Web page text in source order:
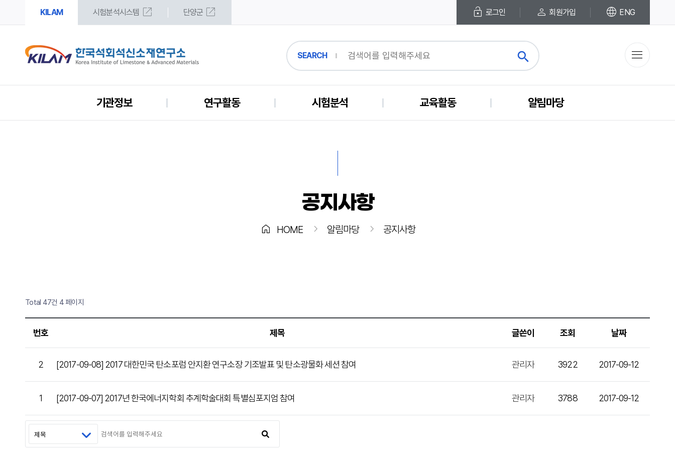
KILAM 시험분석시스템 open_in_new 단양군 open_in_new lock_open 로그인 person 회원가입 language ENG
SEARCH search
menu
기관정보 연구활동 시험분석 교육활동 알림마당
공지사항
home HOME chevron_right 알림마당 chevron_right 공지사항
Total 47건 4 페이지
번호 제목 글쓴이 조회 날짜
2 [2017-09-08] 2017 대한민국 탄소포럼 안지환 연구소장 기조발표 및 탄소광물화 세션 참여 관리자 3922 2017-09-12
1 [2017-09-07] 2017년 한국에너지학회 추계학술대회 특별심포지엄 참여 관리자 3788 2017-09-12